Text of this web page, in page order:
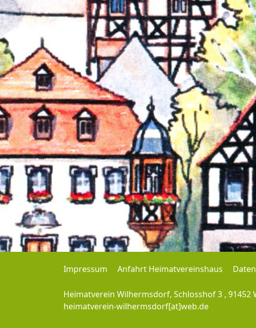
Impressum Anfahrt Heimatvereinshaus
Heimatverein Wilhermsdorf, Schlosshof 3 , 91452
heimatverein-wilhermsdorf[at]web.de